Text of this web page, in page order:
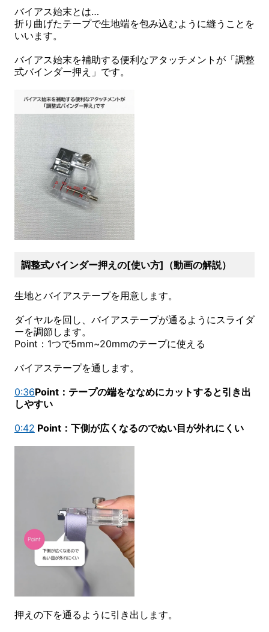
バイアス始末とは…
折り曲げたテープで生地端を包み込むように縫うことを
いいます。
バイアス始末を補助する便利なアタッチメントが「調整
式バインダー押え」です。
調整式バインダー押えの[使い方]（動画の解説）
生地とバイアステープを用意します。
ダイヤルを回し、バイアステープが通るようにスライダ
ーを調節します。
Point：1つで5mm~20mmのテープに使える
バイアステープを通します。
0:36Point：テープの端をななめにカットすると引き出
しやすい
0:42 Point：下側が広くなるのでぬい目が外れにくい
押えの下を通るように引き出します。